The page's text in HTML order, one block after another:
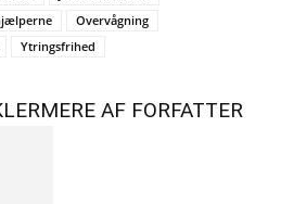
Overvågning
Ytringsfrihed
MERE AF FORFATTER